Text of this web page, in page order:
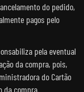
do pedido,
pagos pelo
pela eventual
da compra, pois,
do Cartão
da compra.